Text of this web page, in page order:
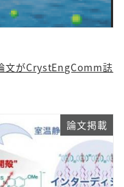
文がCrystEngComm誌
論文掲載